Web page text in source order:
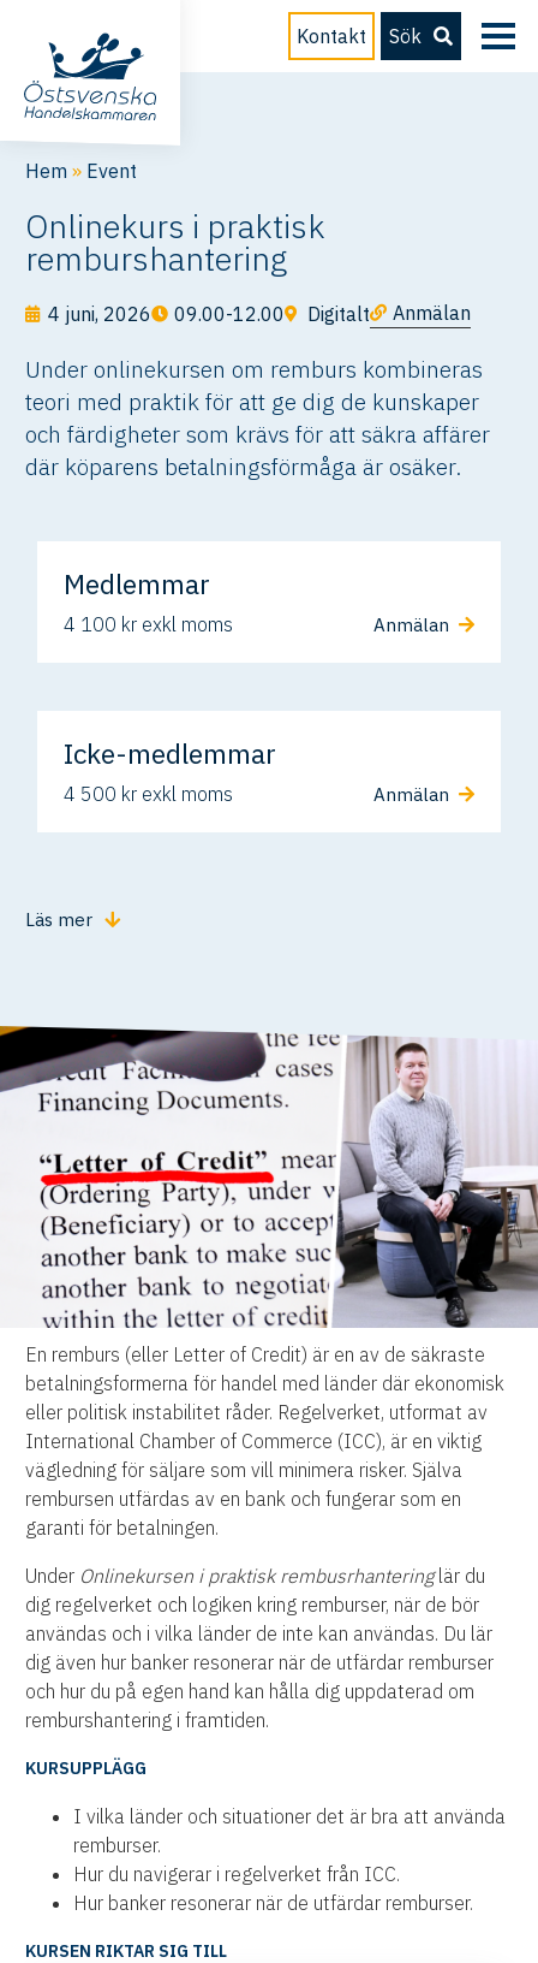
Kontakt Sök
Hem » Event
Onlinekurs i praktisk
remburshantering
4 juni, 2026 09.00-12.00 Digitalt Anmälan
Under onlinekursen om remburs kombineras
teori med praktik för att ge dig de kunskaper
och färdigheter som krävs för att säkra affärer
där köparens betalningsförmåga är osäker.
Medlemmar
4 100 kr exkl moms Anmälan
Icke-medlemmar
4 500 kr exkl moms Anmälan
Läs mer
En remburs (eller Letter of Credit) är en av de säkraste
betalningsformerna för handel med länder där ekonomisk
eller politisk instabilitet råder. Regelverket, utformat av
International Chamber of Commerce (ICC), är en viktig
vägledning för säljare som vill minimera risker. Själva
rembursen utfärdas av en bank och fungerar som en
garanti för betalningen.
Under Onlinekursen i praktisk rembusrhanteringlär du
dig regelverket och logiken kring remburser, när de bör
användas och i vilka länder de inte kan användas. Du lär
dig även hur banker resonerar när de utfärdar remburser
och hur du på egen hand kan hålla dig uppdaterad om
remburshantering i framtiden.
KURSUPPLÄGG
I vilka länder och situationer det är bra att använda
remburser.
Hur du navigerar i regelverket från ICC.
Hur banker resonerar när de utfärdar remburser.
KURSEN RIKTAR SIG TILL